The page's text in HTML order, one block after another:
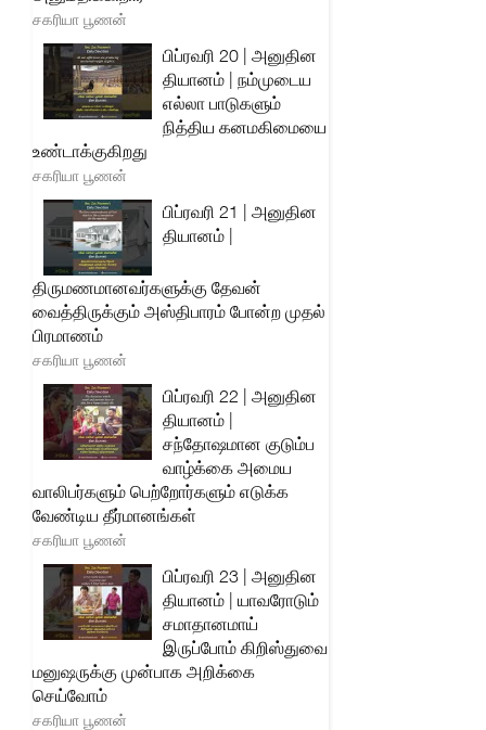
சகரியா பூணன்
பிப்ரவரி 20 | அனுதின
தியானம் | நம்முடைய
எல்லா பாடுகளும்
நித்திய கனமகிமையை
உண்டாக்குகிறது
சகரியா பூணன்
பிப்ரவரி 21 | அனுதின
தியானம் |
திருமணமானவர்களுக்கு தேவன்
வைத்திருக்கும் அஸ்திபாரம் போன்ற முதல்
பிரமாணம்
சகரியா பூணன்
பிப்ரவரி 22 | அனுதின
தியானம் |
சந்தோஷமான குடும்ப
வாழ்க்கை அமைய
வாலிபர்களும் பெற்றோர்களும் எடுக்க
வேண்டிய தீர்மானங்கள்
சகரியா பூணன்
பிப்ரவரி 23 | அனுதின
தியானம் | யாவரோடும்
சமாதானமாய்
இருப்போம் கிறிஸ்துவை
மனுஷருக்கு முன்பாக அறிக்கை
செய்வோம்
சகரியா பூணன்